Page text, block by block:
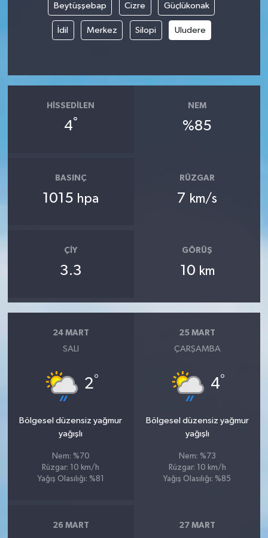
Beytüşşebap Cizre Güçlükonak
İdil Merkez Silopi Uludere
HISSEDILEN
4°
NEM
%85
BASINÇ
1015 hpa
RÜZGAR
7 km/s
ÇIY
3.3
GÖRÜŞ
10 km
24 MART
SALI
2°
Bölgesel düzensiz yağmur
yağışlı
Nem: %70
Rüzgar: 10 km/h
Yağış Olasılığı: %81
25 MART
ÇARŞAMBA
4°
Bölgesel düzensiz yağmur
yağışlı
Nem: %73
Rüzgar: 10 km/h
Yağış Olasılığı: %85
26 MART 27 MART